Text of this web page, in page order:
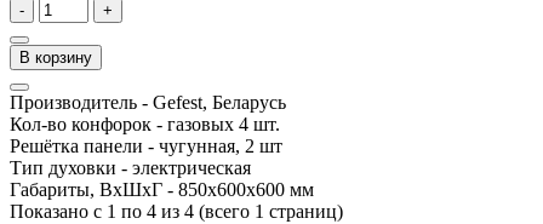
- +
В корзину
Производитель - Gefest, Беларусь
Кол-во конфорок - газовых 4 шт.
Решётка панели - чугунная, 2 шт
Тип духовки - электрическая
Габариты, ВхШхГ - 850х600х600 мм
Показано с 1 по 4 из 4 (всего 1 страниц)